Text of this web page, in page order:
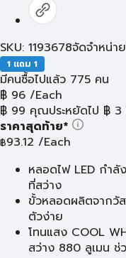
SKU: 1193678จัดจำหน่า
1 แถม 1
มีคนซื้อไปแล้ว 775 คน
฿ 96 /Each
฿ 99 คุณประหยัดไป ฿ 3
ราคาสุดท้าย*
฿93.12 /Each
หลอดไฟ LED กำลั
ที่สว่าง
ขั้วหลอดผลิตจากวั
ตัวง่าย
โทนแสง COOL
สว่าง 880 ลูเมน ช่